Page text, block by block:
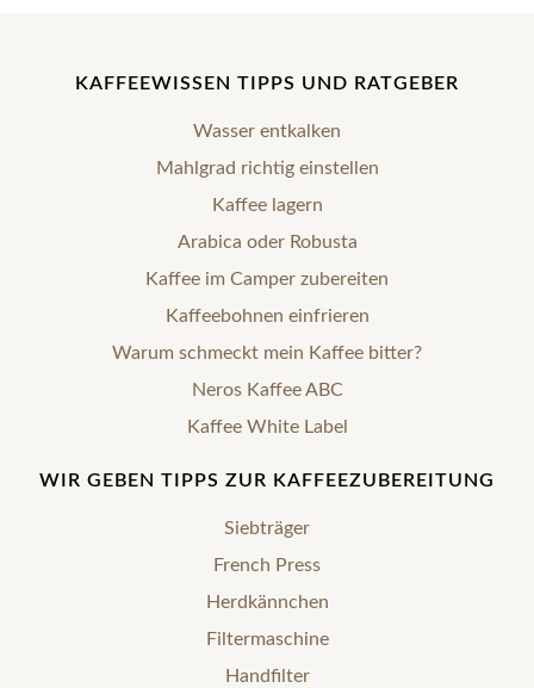
KAFFEEWISSEN TIPPS UND RATGEBER
Wasser entkalken
Mahlgrad richtig einstellen
Kaffee lagern
Arabica oder Robusta
Kaffee im Camper zubereiten
Kaffeebohnen einfrieren
Warum schmeckt mein Kaffee bitter?
Neros Kaffee ABC
Kaffee White Label
WIR GEBEN TIPPS ZUR KAFFEEZUBEREITUNG
Siebträger
French Press
Herdkännchen
Filtermaschine
Handfilter